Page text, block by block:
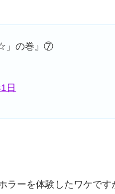
☆」の巻』⑦
日
ーを体験したワケです